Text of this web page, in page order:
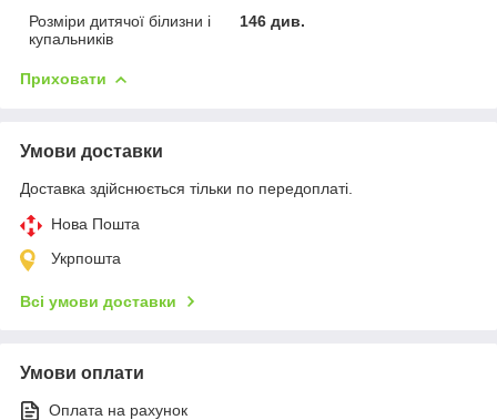
Розміри дитячої білизни і
купальників
146 див.
Приховати
Умови доставки
Доставка здійснюється тільки по передоплаті.
Нова Пошта
Укрпошта
Всі умови доставки
Умови оплати
Оплата на рахунок